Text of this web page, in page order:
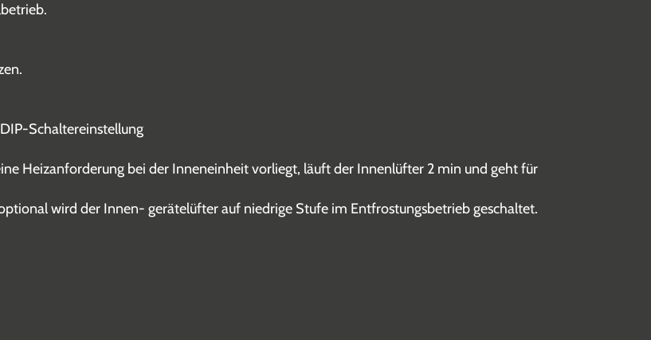
Schaltereinstellung
Heizanforderung bei der Inneneinheit vorliegt, läuft der Innenlüfter 2 min und geht für
wird der Innen- gerätelüfter auf niedrige Stufe im Entfrostungsbetrieb geschaltet.